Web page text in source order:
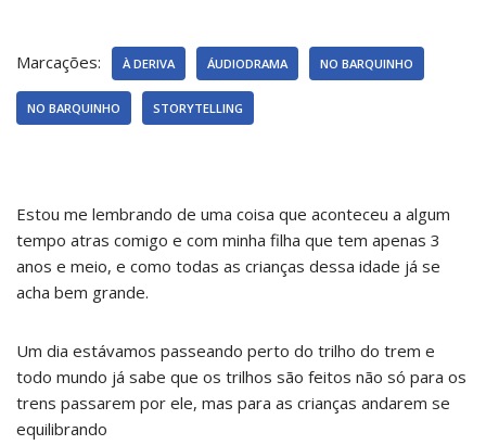
Marcações: À DERIVA ÁUDIODRAMA NO BARQUINHO
NO BARQUINHO STORYTELLING
Estou me lembrando de uma coisa que aconteceu a algum
tempo atras comigo e com minha filha que tem apenas 3
anos e meio, e como todas as crianças dessa idade já se
acha bem grande.
Um dia estávamos passeando perto do trilho do trem e
todo mundo já sabe que os trilhos são feitos não só para os
trens passarem por ele, mas para as crianças andarem se
equilibrando